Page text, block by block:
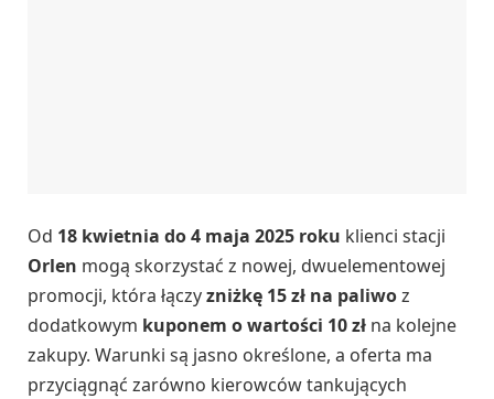
Od 18 kwietnia do 4 maja 2025 roku klienci stacji
Orlen mogą skorzystać z nowej, dwuelementowej
promocji, która łączyzniżkę 15 zł na paliwoz
dodatkowym kuponem o wartości 10 zł na kolejne
zakupy. Warunki są jasno określone, a oferta ma
przyciągnąć zarówno kierowców tankujących